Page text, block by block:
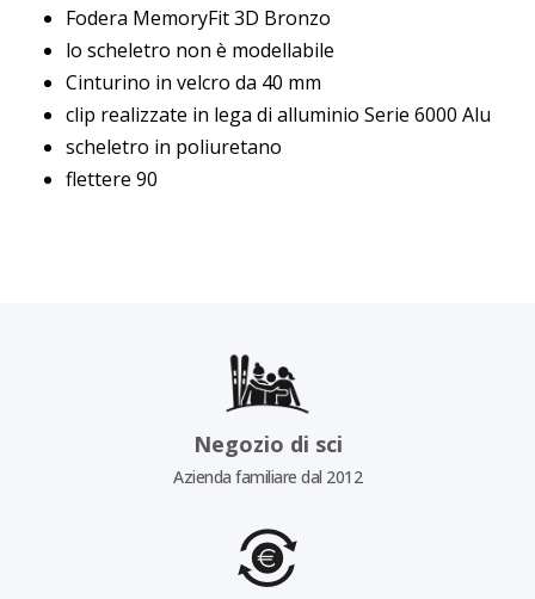
Fodera MemoryFit 3D Bronzo
lo scheletro non è modellabile
Cinturino in velcro da 40 mm
clip realizzate in lega di alluminio Serie 6000 Alu
scheletro in poliuretano
flettere 90
Negozio di sci
Azienda familiare dal 2012